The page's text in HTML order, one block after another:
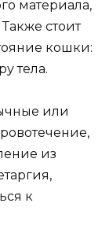
материала,
стоит
кошки:
тела.
или
из
к